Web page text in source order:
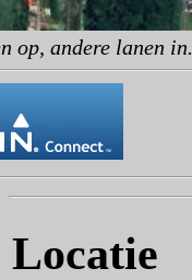
op, andere lanen in.
Locatie